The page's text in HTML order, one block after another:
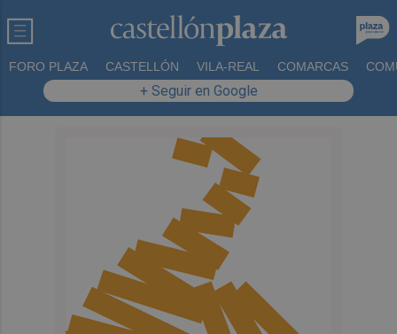
FORO PLAZA CASTELLÓN VILA-REAL COMARCAS
+ Seguir en Google